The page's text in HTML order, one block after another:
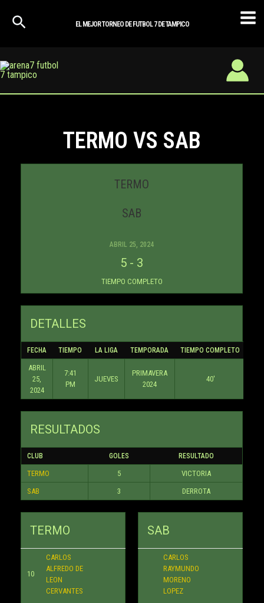
EL MEJOR TORNEO DE FUTBOL 7 DE TAMPICO
TERMO VS SAB
TERMO
SAB
ABRIL 25, 2024
5 - 3
TIEMPO COMPLETO
DETALLES
FECHA TIEMPO LA LIGA TEMPORADA TIEMPO COMPLETO
ABRIL
25,
2024
7:41
PM
JUEVES
PRIMAVERA
2024
40'
RESULTADOS
CLUB GOLES RESULTADO
TERMO 5
VICTORIA
SAB
3 DERROTA
TERMO
10
CARLOS
ALFREDO DE
LEON
CERVANTES
SAB
CARLOS
RAYMUNDO
MORENO
LOPEZ